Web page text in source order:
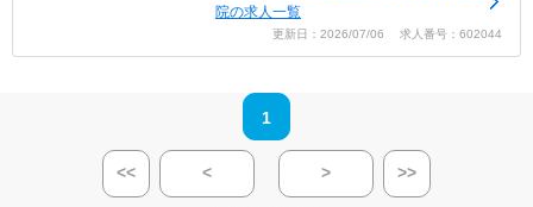
院の求人一覧
更新日：2026/07/06 求人番号：602044
1
<< < > >>